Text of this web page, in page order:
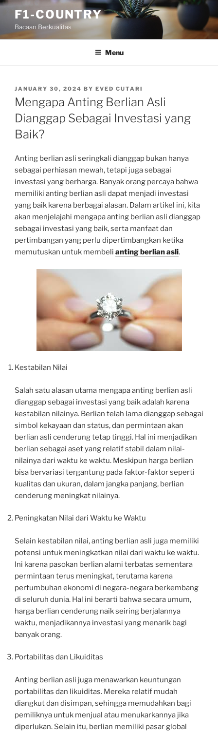
Skip
content
F1-COUNTRY
Bacaan Berkualitas
Menu
POSTED
ON
JANUARY 30, 2024 BY EVED CUTARI
Mengapa Anting Berlian Asli
Dianggap Sebagai Investasi yang
Baik?
Anting berlian asli seringkali dianggap bukan hanya
sebagai perhiasan mewah, tetapi juga sebagai
investasi yang berharga. Banyak orang percaya bahwa
memiliki anting berlian asli dapat menjadi investasi
yang baik karena berbagai alasan. Dalam artikel ini, kita
akan menjelajahi mengapa anting berlian asli dianggap
sebagai investasi yang baik, serta manfaat dan
pertimbangan yang perlu dipertimbangkan ketika
memutuskan untuk membeli anting berlian asli.
Kestabilan Nilai
Salah satu alasan utama mengapa anting berlian asli
dianggap sebagai investasi yang baik adalah karena
kestabilan nilainya. Berlian telah lama dianggap sebagai
simbol kekayaan dan status, dan permintaan akan
berlian asli cenderung tetap tinggi. Hal ini menjadikan
berlian sebagai aset yang relatif stabil dalam nilai-
nilainya dari waktu ke waktu. Meskipun harga berlian
bisa bervariasi tergantung pada faktor-faktor seperti
kualitas dan ukuran, dalam jangka panjang, berlian
cenderung meningkat nilainya.
Peningkatan Nilai dari Waktu ke Waktu
Selain kestabilan nilai, anting berlian asli juga memiliki
potensi untuk meningkatkan nilai dari waktu ke waktu.
Ini karena pasokan berlian alami terbatas sementara
permintaan terus meningkat, terutama karena
pertumbuhan ekonomi di negara-negara berkembang
di seluruh dunia. Hal ini berarti bahwa secara umum,
harga berlian cenderung naik seiring berjalannya
waktu, menjadikannya investasi yang menarik bagi
banyak orang.
Portabilitas dan Likuiditas
Anting berlian asli juga menawarkan keuntungan
portabilitas dan likuiditas. Mereka relatif mudah
diangkut dan disimpan, sehingga memudahkan bagi
pemiliknya untuk menjual atau menukarkannya jika
diperlukan. Selain itu, berlian memiliki pasar global